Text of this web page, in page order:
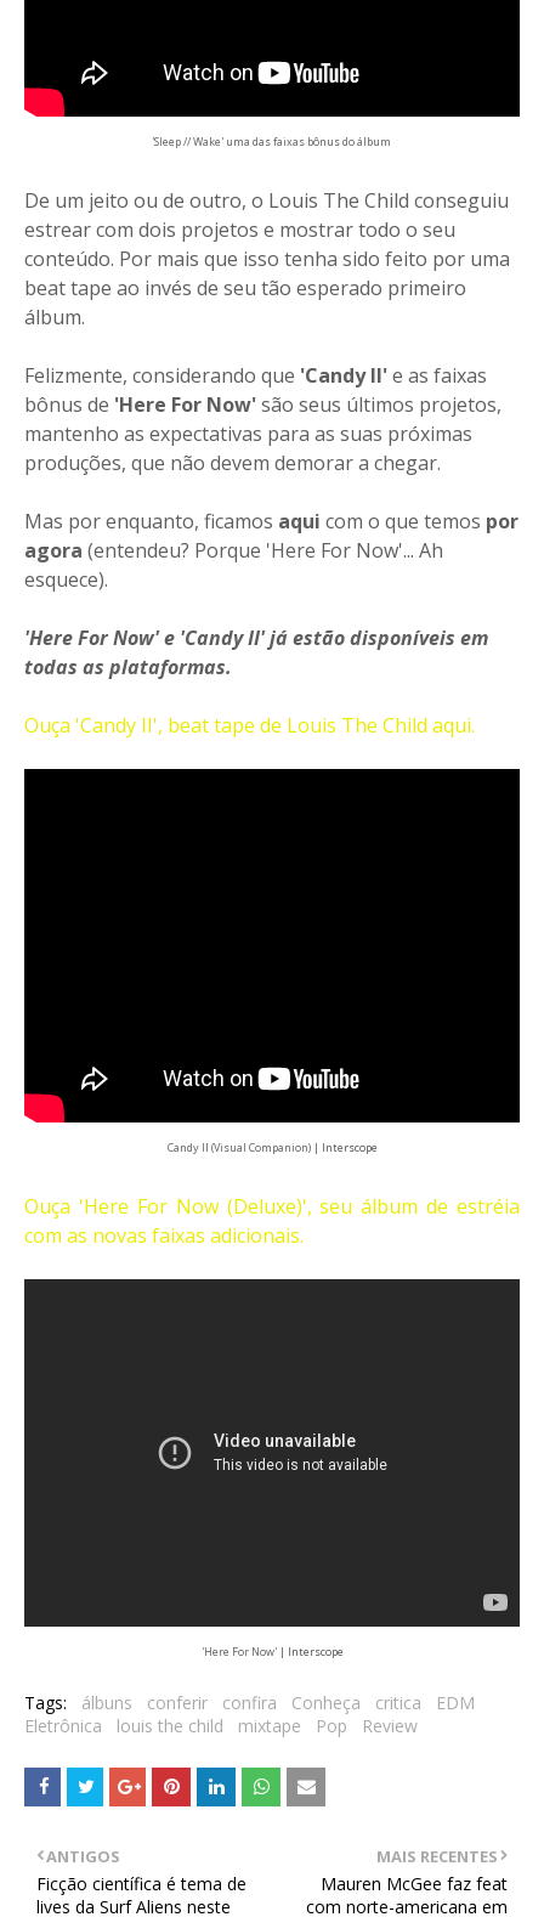
'Sleep // Wake' uma das faixas bônus do álbum
De um jeito ou de outro, o Louis The Child conseguiu
estrear com dois projetos e mostrar todo o seu
conteúdo. Por mais que isso tenha sido feito por uma
beat tape ao invés de seu tão esperado primeiro
álbum.
Felizmente, considerando que 'Candy II'e as faixas
bônus de 'Here For Now'são seus últimos projetos,
mantenho as expectativas para as suas próximas
produções, que não devem demorar a chegar.
Mas por enquanto, ficamos aqui com o que temos por
agora (entendeu? Porque 'Here For Now'... Ah
esquece).
'Here For Now' e 'Candy II' já estão disponíveis em
todas as plataformas.
Ouça 'Candy II', beat tape de Louis The Child aqui.
Candy II (Visual Companion) | Interscope
Ouça 'Here For Now (Deluxe)', seu álbum de estréia
com as novas faixas adicionais.
'Here For Now' | Interscope
Tags: álbuns conferir confira Conheça critica
EDM
Eletrônica
louis the child mixtape Pop Review
MAIS RECENTES
Mauren McGee faz feat
com norte-americana em
ANTIGOS
Ficção científica é tema de
lives da Surf Aliens neste